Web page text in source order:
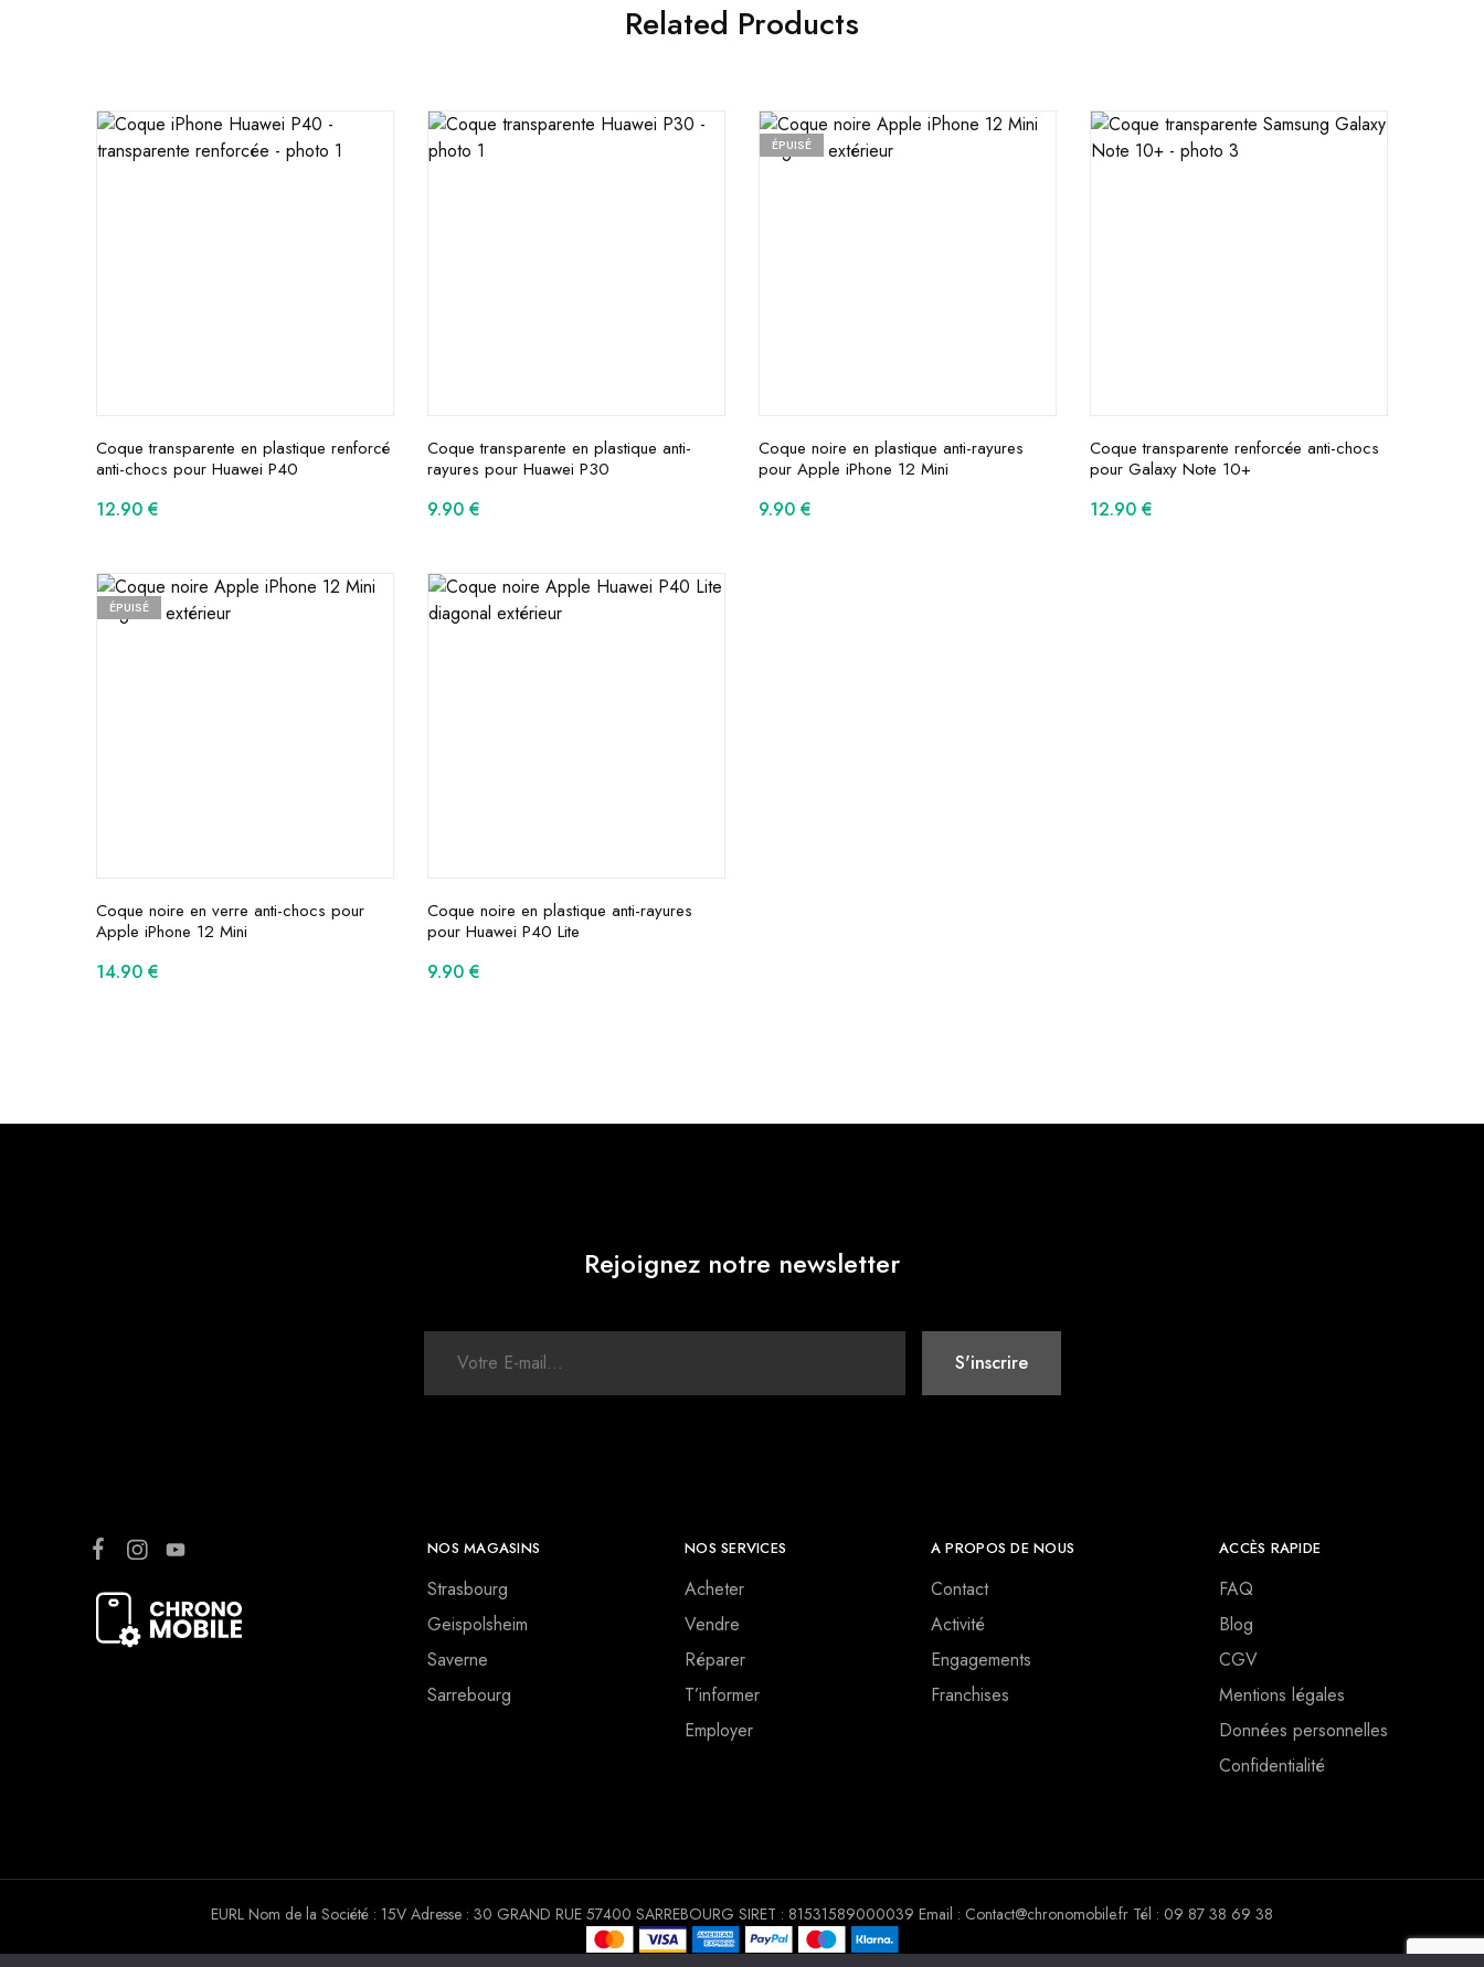
Related Products
Coque transparente en plastique renforcé
anti-chocs pour Huawei P40
12.90 €
Coque transparente en plastique anti-
rayures pour Huawei P30
9.90 €
ÉPUISÉ
Coque noire en plastique anti-rayures
pour Apple iPhone 12 Mini
9.90 €
Coque transparente renforcée anti-chocs
pour Galaxy Note 10+
12.90 €
ÉPUISÉ
Coque noire en verre anti-chocs pour
Apple iPhone 12 Mini
14.90 €
Coque noire en plastique anti-rayures
pour Huawei P40 Lite
9.90 €
Rejoignez notre newsletter
NOS MAGASINS
Strasbourg
Geispolsheim
Saverne
Sarrebourg
NOS SERVICES
Acheter
Vendre
Réparer
T’informer
Employer
A PROPOS DE NOUS
Contact
Activité
Engagements
Franchises
ACCÈS RAPIDE
FAQ
Blog
CGV
Mentions légales
Données personnelles
Confidentialité
EURL Nom de la Société : 15V Adresse : 30 GRAND RUE 57400 SARREBOURG SIRET : 81531589000039 Email : Contact@chronomobile.fr Tél : 09 87 38 69 38